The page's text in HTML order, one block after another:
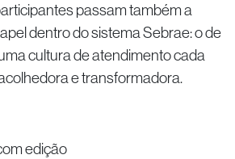
passam também a
dentro do sistema Sebrae: o de
cultura de atendimento cada
e transformadora.
edição